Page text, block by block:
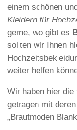
einem schönen
Kleidern für
gerne, wo gibt es
sollten wir Ihnen
weiter helfen
Wir haben hier die
getragen mit
„Brautmoden